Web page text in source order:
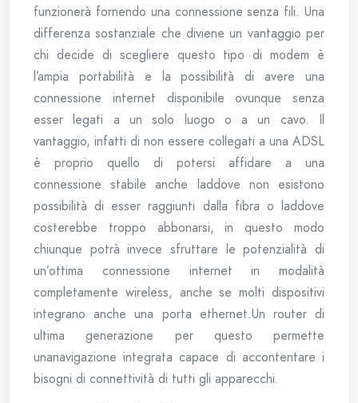
funzionerà fornendo una connessione senza fili. Una
differenza sostanziale che diviene un vantaggio per
chi decide di scegliere questo tipo di modem è
l’ampia portabilità e la possibilità di avere una
connessione internet disponibile ovunque senza
esser legati a un solo luogo o a un cavo. Il
vantaggio, infatti di non essere collegati a una ADSL
è proprio quello di potersi affidare a una
connessione stabile anche laddove non esistono
possibilità di esser raggiunti dalla fibra o laddove
costerebbe troppo abbonarsi, in questo modo
chiunque potrà invece sfruttare le potenzialità di
un’ottima connessione internet in modalità
completamente wireless, anche se molti dispositivi
integrano anche una porta ethernet.Un router di
ultima generazione per questo permette
unanavigazione integrata capace di accontentare i
bisogni di connettività di tutti gli apparecchi.